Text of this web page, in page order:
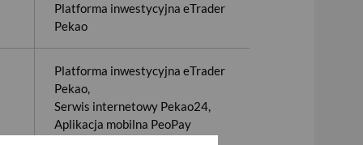
Platforma inwestycyjna eTrader
Pekao
Platforma inwestycyjna eTrader
Pekao,
Serwis internetowy Pekao24,
Aplikacja mobilna PeoPay
Biuro Maklerskie Pekao w aplikacji
w zależności od rodzaju posiadanego
Rynek.
Dodanie oraz usunięcie
szczegóły notowań danego waloru wraz z